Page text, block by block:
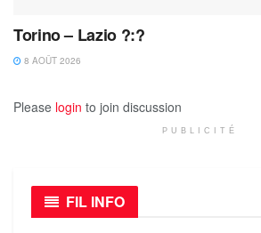
Torino – Lazio ?:?
8 AOÛT 2026
Please login to join discussion
PUBLICITÉ
FIL INFO